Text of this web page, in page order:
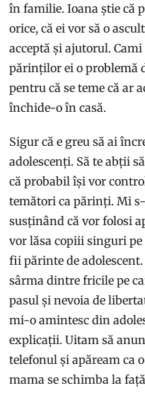
în familie. Ioana știe că
orice, că ei vor să o
acceptă și ajutorul.
părinților ei o problemă
pentru că se teme că ar
închide-o în casă.
Sigur că e greu să ai
adolescenți. Să te abții
că probabil își vor
temători ca părinți. Mi
susținând că vor folosi
vor lăsa copiii singuri pe
fii părinte de adolescent.
sârma dintre fricile pe
pasul și nevoia de
mi-o amintesc din
explicații. Uitam să
telefonul și apăream ca
mama se schimba la